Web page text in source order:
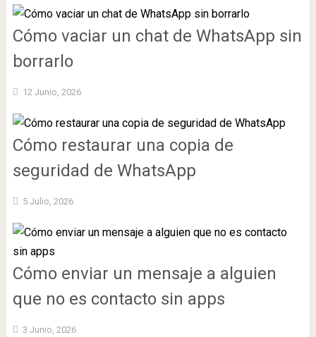
Cómo vaciar un chat de WhatsApp sin
borrarlo
12 Junio, 2026
Cómo restaurar una copia de
seguridad de WhatsApp
5 Julio, 2026
Cómo enviar un mensaje a alguien
que no es contacto sin apps
3 Junio, 2026